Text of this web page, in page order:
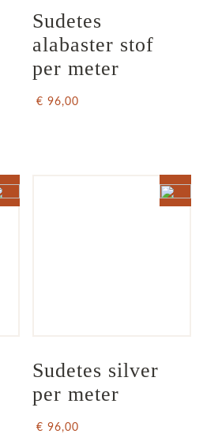
Sudetes
alabaster stof
per meter
€ 96,00
Sudetes silver
per meter
€ 96,00